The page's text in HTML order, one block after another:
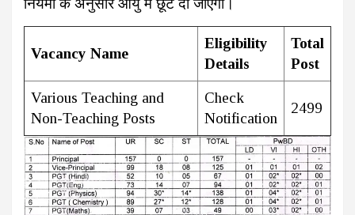
नियमों के अनुसार आयु में छूट दी जाएगी।
Vacancy Name
Eligibility
Details
Total
Post
Various Teaching and
Non-Teaching Posts
Check
Notification
2499